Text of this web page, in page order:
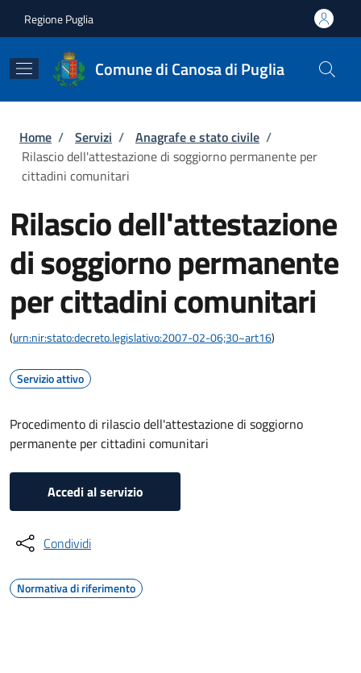
Regione Puglia
Comune di Canosa di Puglia
Briciole di pane
Home / Servizi / Anagrafe e stato civile /
Rilascio dell'attestazione di soggiorno permanente per
cittadini comunitari
Rilascio dell'attestazione
di soggiorno permanente
per cittadini comunitari
(urn:nir:stato:decreto.legislativo:2007-02-06;30~art16)
Servizio attivo
Procedimento di rilascio dell'attestazione di soggiorno
permanente per cittadini comunitari
Accedi al servizio
Condividi
Normativa di riferimento